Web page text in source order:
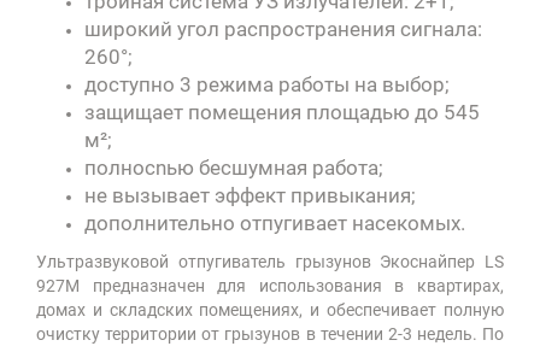
широкий угол распространения сигнала:
260°;
доступно 3 режима работы на выбор;
защищает помещения площадью до 545
м²;
полносnью бесшумная работа;
не вызывает эффект привыкания;
дополнительно отпугивает насекомых.
Ультразвуковой отпугиватель грызунов Экоснайпер LS
927M предназначен для использования в квартирах,
домах и складских помещениях, и обеспечивает полную
очистку территории от грызунов в течении 2-3 недель. По